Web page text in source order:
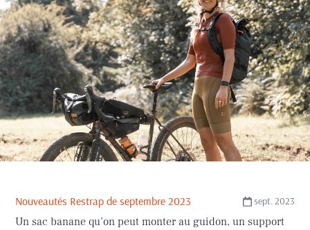
sept. 2023
Nouveautés Restrap de septembre 2023
Un sac banane qu’on peut monter au guidon, un support